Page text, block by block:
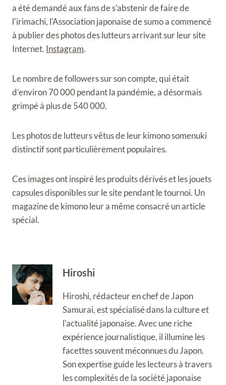
a été demandé aux fans de s'abstenir de faire de
l'irimachi, l'Association japonaise de sumo a commencé
à publier des photos des lutteurs arrivant sur leur site
Internet. Instagram.
Le nombre de followers sur son compte, qui était
d’environ 70 000 pendant la pandémie, a désormais
grimpé à plus de 540 000.
Les photos de lutteurs vêtus de leur kimono somenuki
distinctif sont particulièrement populaires.
Ces images ont inspiré les produits dérivés et les jouets
capsules disponibles sur le site pendant le tournoi. Un
magazine de kimono leur a même consacré un article
spécial.
Hiroshi
Hiroshi, rédacteur en chef de Japon
Samurai, est spécialisé dans la culture et
l'actualité japonaise. Avec une riche
expérience journalistique, il illumine les
facettes souvent méconnues du Japon.
Son expertise guide les lecteurs à travers
les complexités de la société japonaise